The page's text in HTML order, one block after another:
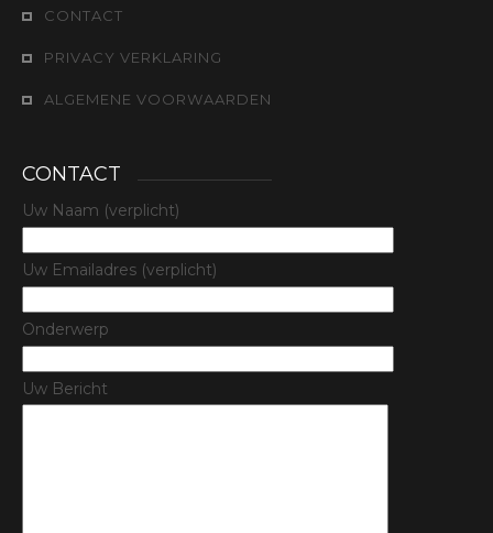
CONTACT
PRIVACY VERKLARING
ALGEMENE VOORWAARDEN
CONTACT
Uw Naam (verplicht)
Uw Emailadres (verplicht)
Onderwerp
Uw Bericht